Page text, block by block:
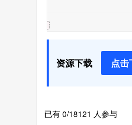
资源下载 点击
已有 0/18121 人参与